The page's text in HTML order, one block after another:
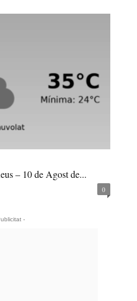
– 10 de Agost de...
0
-